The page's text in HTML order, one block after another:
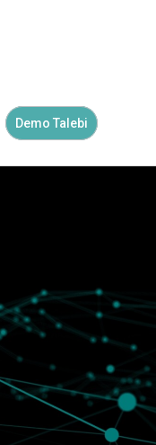
Demo Talebi